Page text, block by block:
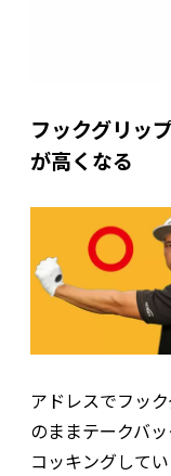
フックグリッ
が高くなる
アドレスでフッ
のままテークバ
コッキングして